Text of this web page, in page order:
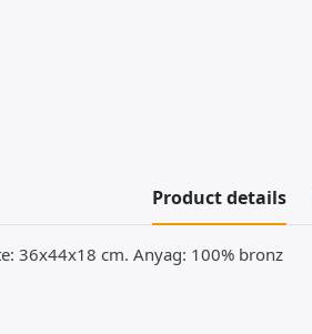
Product details
36x44x18 cm. Anyag: 100% bronz